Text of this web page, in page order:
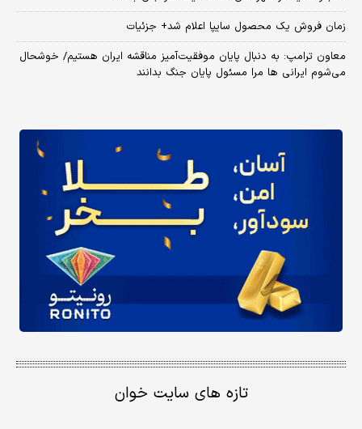
زمان فروش یک محصول سایپا اعلام شد+ جزئیات
معاون ترامپ: به دنبال پایان موفقیت‌آمیز مناقشه ایران هستیم/ خوشحال
می‌شوم ایرانی ها مرا مسئول پایان جنگ بدانند
تازه های سایت خوان